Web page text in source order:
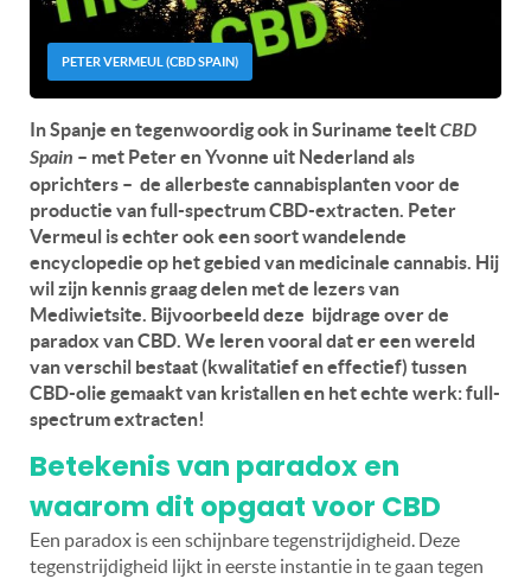
PETER VERMEUL (CBD SPAIN)
In Spanje en tegenwoordig ook in Suriname teeltCBD
Spain – met Peter en Yvonne uit Nederland als
oprichters – de allerbeste cannabisplanten voor de
productie van full-spectrum CBD-extracten. Peter
Vermeul is echter ook een soort wandelende
encyclopedie op het gebied van medicinale cannabis. Hij
wil zijn kennis graag delen met de lezers van
Mediwietsite. Bijvoorbeeld deze bijdrage over de
paradox van CBD. We leren vooral dat er een wereld
van verschil bestaat (kwalitatief en effectief) tussen
CBD-olie gemaakt van kristallen en het echte werk: full-
spectrum extracten!
Betekenisvan paradox en
waarom dit opgaat voor CBD
Een paradox is een schijnbare tegenstrijdigheid. Deze
tegenstrijdigheid lijkt in eerste instantie in te gaan tegen